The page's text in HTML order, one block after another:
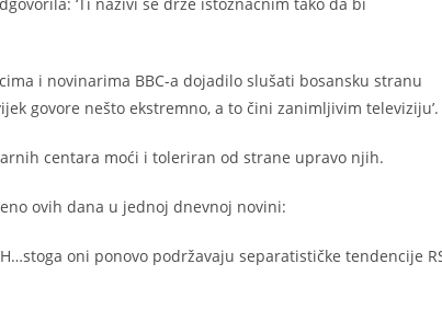
i novinarima BBC-a dojadilo slušati bosansku stranu
govore nešto ekstremno, a to čini zanimljivim televiziju’.
centara moći i toleriran od strane upravo njih.
ovih dana u jednoj dnevnoj novini:
oni ponovo podržavaju separatističke tendencije